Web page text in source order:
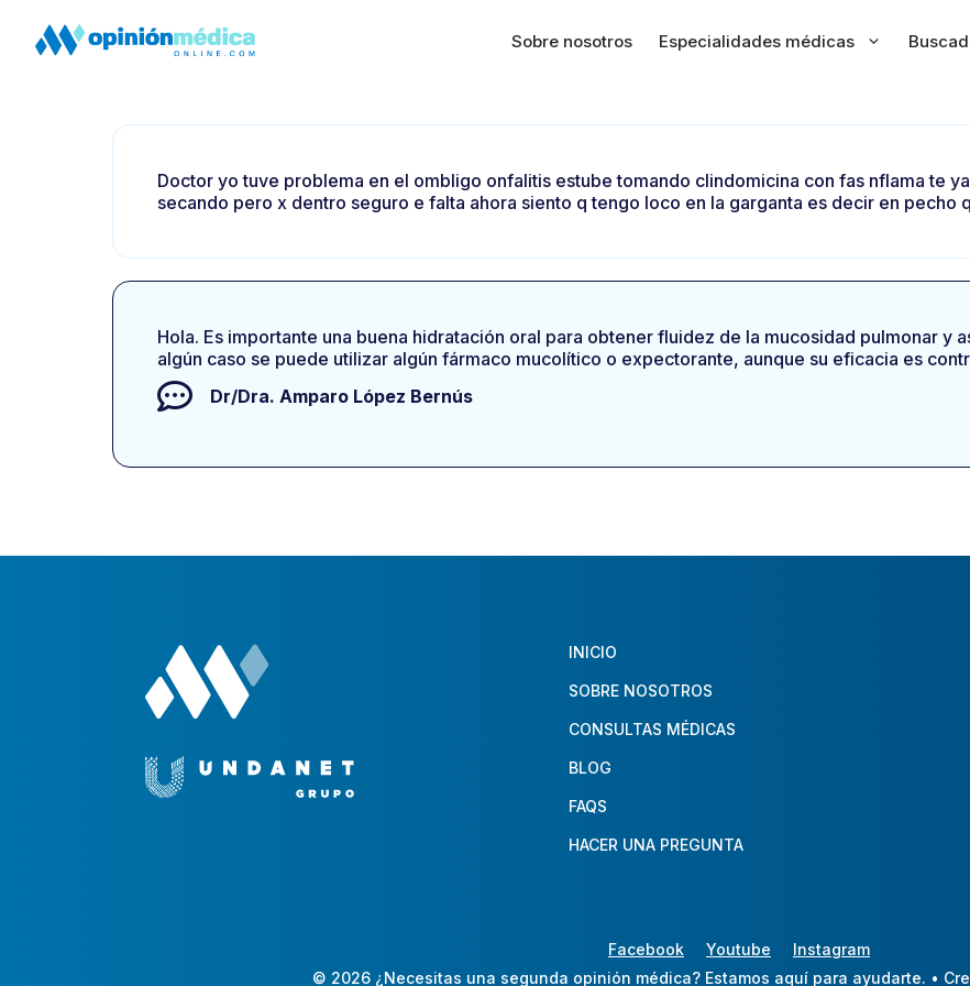
Sobre nosotros Especialidades médicas
Doctor yo tuve problema en el ombligo onfalitis estube tomando clindomicina con fas nflama te
secando pero x dentro seguro e falta ahora siento q tengo loco en la garganta es decir en pecho
Hola. Es importante una buena hidratación oral para obtener fluidez de la mucosidad pulmonar y
algún caso se puede utilizar algún fármaco mucolítico o expectorante, aunque su eficacia es
Dr/Dra. Amparo López Bernús
INICIO
SOBRE NOSOTROS
CONSULTAS MÉDICAS
BLOG
FAQS
HACER UNA PREGUNTA
Facebook Youtube
Instagram
© 2026 ¿Necesitas una segunda opinión médica? Estamos aquí para ayudarte. •